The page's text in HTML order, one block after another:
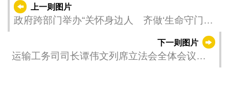
上一则图片
政府跨部门举办“关怀身边人 齐做‘生命守门
人’交流会”，围绕促进精神健康及预防自杀等议
题与相关社服和教育团体机构代表交流意见，
并宣扬全民齐做 “生命守门人”的讯息，鼓励居民
下一则图片
运输工务司司长谭伟文列席立法会全体会议，